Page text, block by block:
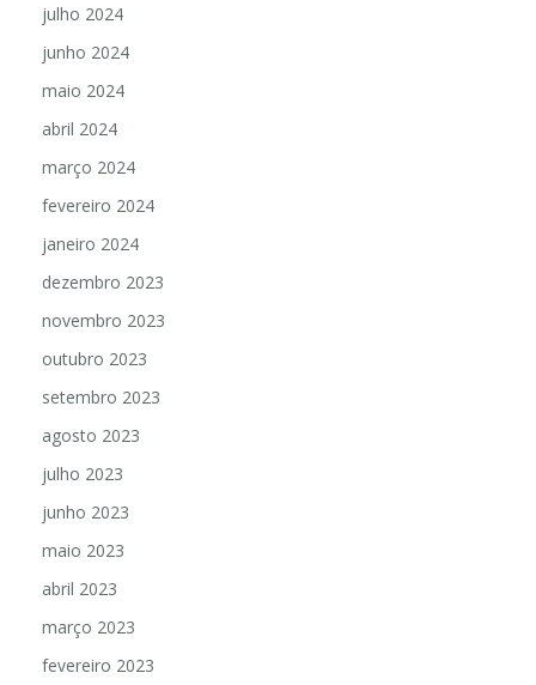
julho 2024
junho 2024
maio 2024
abril 2024
março 2024
fevereiro 2024
janeiro 2024
dezembro 2023
novembro 2023
outubro 2023
setembro 2023
agosto 2023
julho 2023
junho 2023
maio 2023
abril 2023
março 2023
fevereiro 2023